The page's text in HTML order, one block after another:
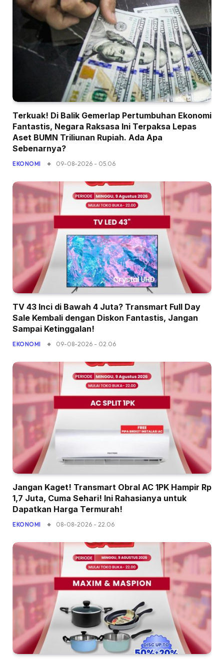
Terkuak! Di Balik Gemerlap Pertumbuhan Ekonomi
Fantastis, Negara Raksasa Ini Terpaksa Lepas
Aset BUMN Triliunan Rupiah. Ada Apa
Sebenarnya?
EKONOMI 09-08-2026 - 05.06
TV 43 Inci di Bawah 4 Juta? Transmart Full Day
Sale Kembali dengan Diskon Fantastis, Jangan
Sampai Ketinggalan!
EKONOMI 09-08-2026 - 02.06
Jangan Kaget! Transmart Obral AC 1PK Hampir Rp
1,7 Juta, Cuma Sehari! Ini Rahasianya untuk
Dapatkan Harga Termurah!
EKONOMI 08-08-2026 - 22.06